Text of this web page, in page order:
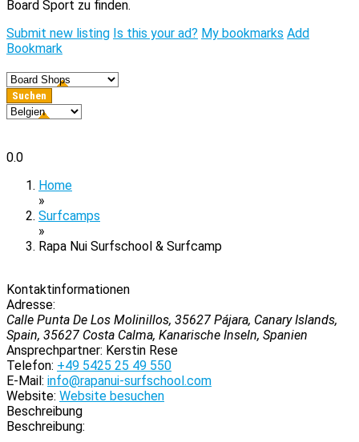
Board Sport zu finden.
Submit new listing Is this your ad? My bookmarks Add
Bookmark
0.0
Home
»
Surfcamps
»
Rapa Nui Surfschool & Surfcamp
Kontaktinformationen
Adresse:
Calle Punta De Los Molinillos, 35627 Pájara, Canary Islands,
Spain, 35627 Costa Calma, Kanarische Inseln, Spanien
Ansprechpartner: Kerstin Rese
Telefon: +49 5425 25 49 550
E-Mail: info@rapanui-surfschool.com
Website: Website besuchen
Beschreibung
Beschreibung: